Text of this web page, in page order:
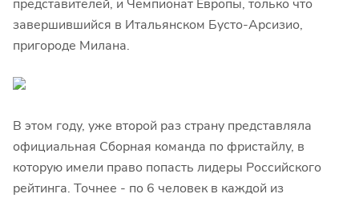
представителей, и Чемпионат Европы, только что
завершившийся в Итальянском Бусто-Арсизио,
пригороде Милана.
В этом году, уже второй раз страну представляла
официальная Сборная команда по фристайлу, в
которую имели право попасть лидеры Российского
рейтинга. Точнее - по 6 человек в каждой из